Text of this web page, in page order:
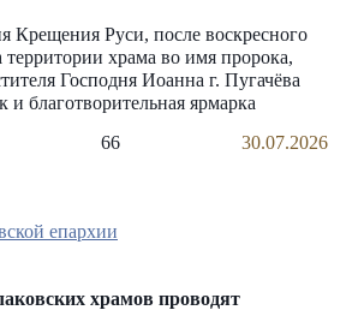
Крещения Руси, после воскресного
территории храма во имя пророка,
Господня Иоанна г. Пугачёва
благотворительная ярмарка
66
30.07.2026
епархии
храмов проводят